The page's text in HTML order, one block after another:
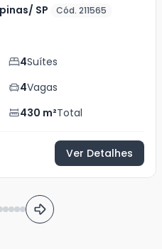
SP
Cód. 211565
4Suítes
4Vagas
430 m²Total
Ver Detalhes